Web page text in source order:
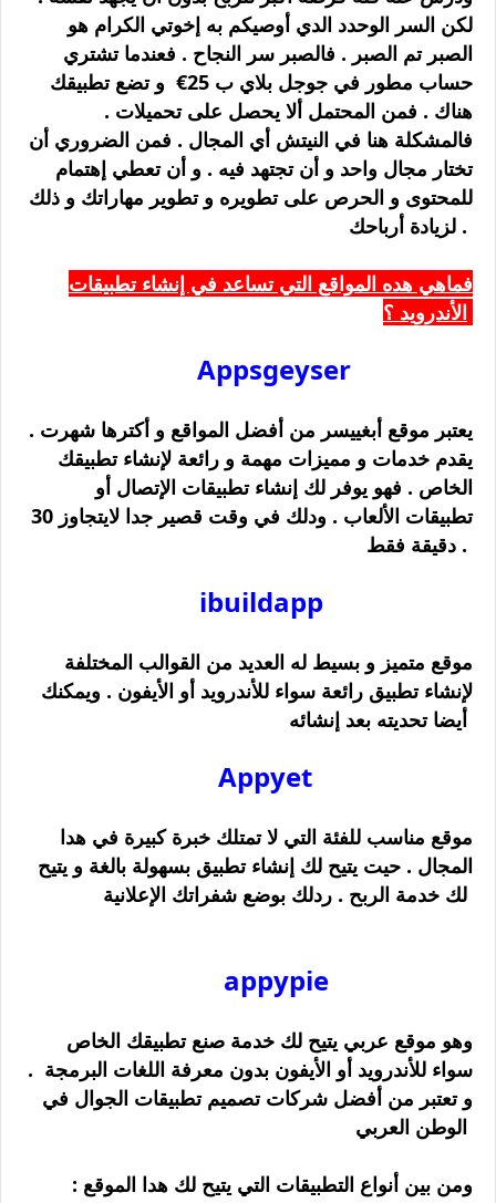
لكن السر الوحدد الدي أوصيكم به إخوتي الكرام هو
الصبر تم الصبر . فالصبر سر النجاح . فعندما تشتري
حساب مطور في جوجل بلاي ب 25€ و تضع تطبيقك
هناك . فمن المحتمل ألا يحصل على تحميلات .
فالمشكلة هنا في النيتش أي المجال . فمن الضروري أن
تختار مجال واحد و أن تجتهد فيه . و أن تعطي إهتمام
للمحتوى و الحرص على تطويره و تطوير مهاراتك و ذلك
لزيادة أرباحك .
فماهي هده المواقع التي تساعد في إنشاء تطبيقات
Appsgeyser
يعتبر موقع أبغييسر من أفضل المواقع و أكترها شهرت .
يقدم خدمات و مميزات مهمة و رائعة لإنشاء تطبيقك
الخاص . فهو يوفر لك إنشاء تطبيقات الإتصال أو
تطبيقات الألعاب . ودلك في وقت قصير جدا لايتجاوز 30
دقيقة فقط .
ibuildapp
موقع متميز و بسيط له العديد من القوالب المختلفة
لإنشاء تطبيق رائعة سواء للأندرويد أو الأيفون . ويمكنك
Appyet
موقع مناسب للفئة التي لا تمتلك خبرة كبيرة في هدا
المجال . حيت يتيح لك إنشاء تطبيق بسهولة بالغة و يتيح
appypie
وهو موقع عربي يتيح لك خدمة صنع تطبيقك الخاص
سواء للأندرويد أو الأيفون بدون معرفة اللغات البرمجة .
و تعتبر من أفضل شركات تصميم تطبيقات الجوال في
: ومن بين أنواع التطبيقات التي يتيح لك هدا الموقع